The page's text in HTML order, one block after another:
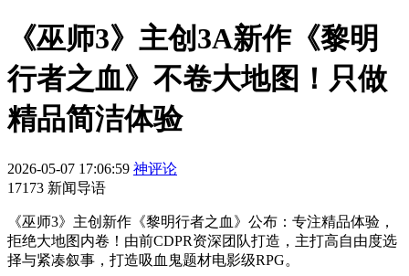
《巫师3》主创3A新作《黎明
行者之血》不卷大地图！只做
精品简洁体验
2026-05-07 17:06:59 神评论
17173 新闻导语
《巫师3》主创新作《黎明行者之血》公布：专注精品体验，
拒绝大地图内卷！由前CDPR资深团队打造，主打高自由度选
择与紧凑叙事，打造吸血鬼题材电影级RPG。